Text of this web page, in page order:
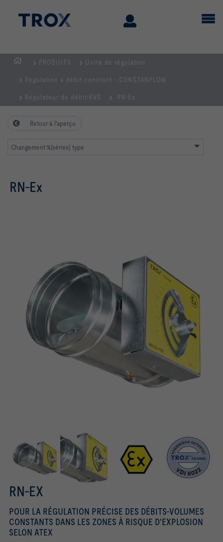
d'accueil
PRODUITS Unité de régulation
Régulation à débit constant - CONSTANFLOW
Régulateur de débit-KVS RN-Ex
Retour à l'aperçu
Changement %{séries} type
RN-Ex
RN-EX
POUR LA RÉGULATION PRÉCISE DES DÉBITS-VOLUMES
CONSTANTS DANS LES ZONES À RISQUE D'EXPLOSION
SELON ATEX